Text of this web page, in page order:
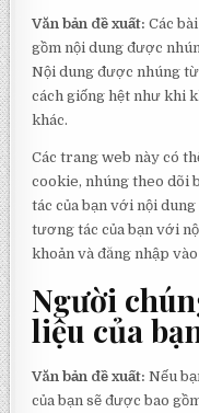
Văn bản đề xuất:Các
gồm nội dung được
Nội dung được nhúng
cách giống hệt như khi
khác.
Các trang web này có
cookie, nhúng theo dõi
tác của bạn với nội
tương tác của bạn với
khoản và đăng nhập
Người
liệu của
Văn bản đề xuất:Nếu
của bạn sẽ được bao